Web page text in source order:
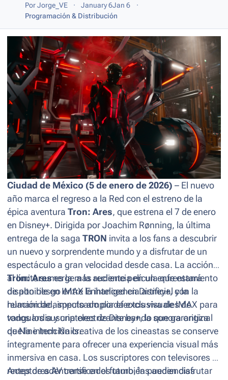
PorJorge_VE January 6Jan 6
Programación & Distribución
Ciudad de México (5 de enero de 2026) – El nuevo
año marca el regreso a la Red con el estreno de la
épica aventura Tron: Ares, que estrena el 7 de enero
en Disney+. Dirigida por Joachim Rønning, la última
entrega de la saga TRON invita a los fans a descubrir
un nuevo y sorprendente mundo y a disfrutar de un
espectáculo a gran velocidad desde casa. La acción
al límite sumerge a la audiencia en un enfrentamiento
de alto riesgo entre la inteligencia artificial y la
humanidad, impulsado por efectos visuales de
vanguardia y una electrizante banda sonora original
de Nine Inch Nails.
Tron: Areses la más reciente película que estará
disponible en IMAX Enhanced en Disney+, con la
relación de aspecto ampliada exclusiva de IMAX para
todos los suscriptores de Disney+, lo que garantiza
que la intención creativa de los cineastas se conserve
íntegramente para ofrecer una experiencia visual más
inmersiva en casa. Los suscriptores con televisores y
receptores AV certificados también pueden disfrutar
Antes de adentrarse en el futuro, las audiencias